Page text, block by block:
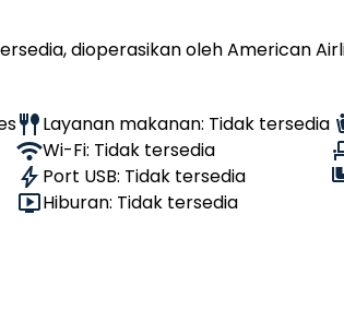
dioperasikan oleh American
Layanan makanan: Tidak tersedia
Wi-Fi: Tidak tersedia
Port USB: Tidak tersedia
Hiburan: Tidak tersedia